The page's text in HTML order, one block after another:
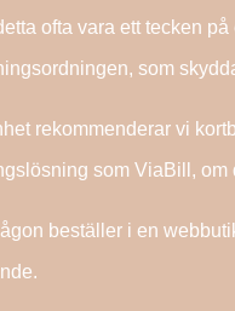
ofta vara ett tecken
som
rekommenderar vi
som ViaBill,
beställer i en